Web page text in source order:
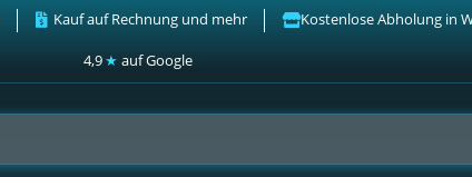
Kauf auf Rechnung und mehr Kostenlose Abholung in
4,9★ auf Google